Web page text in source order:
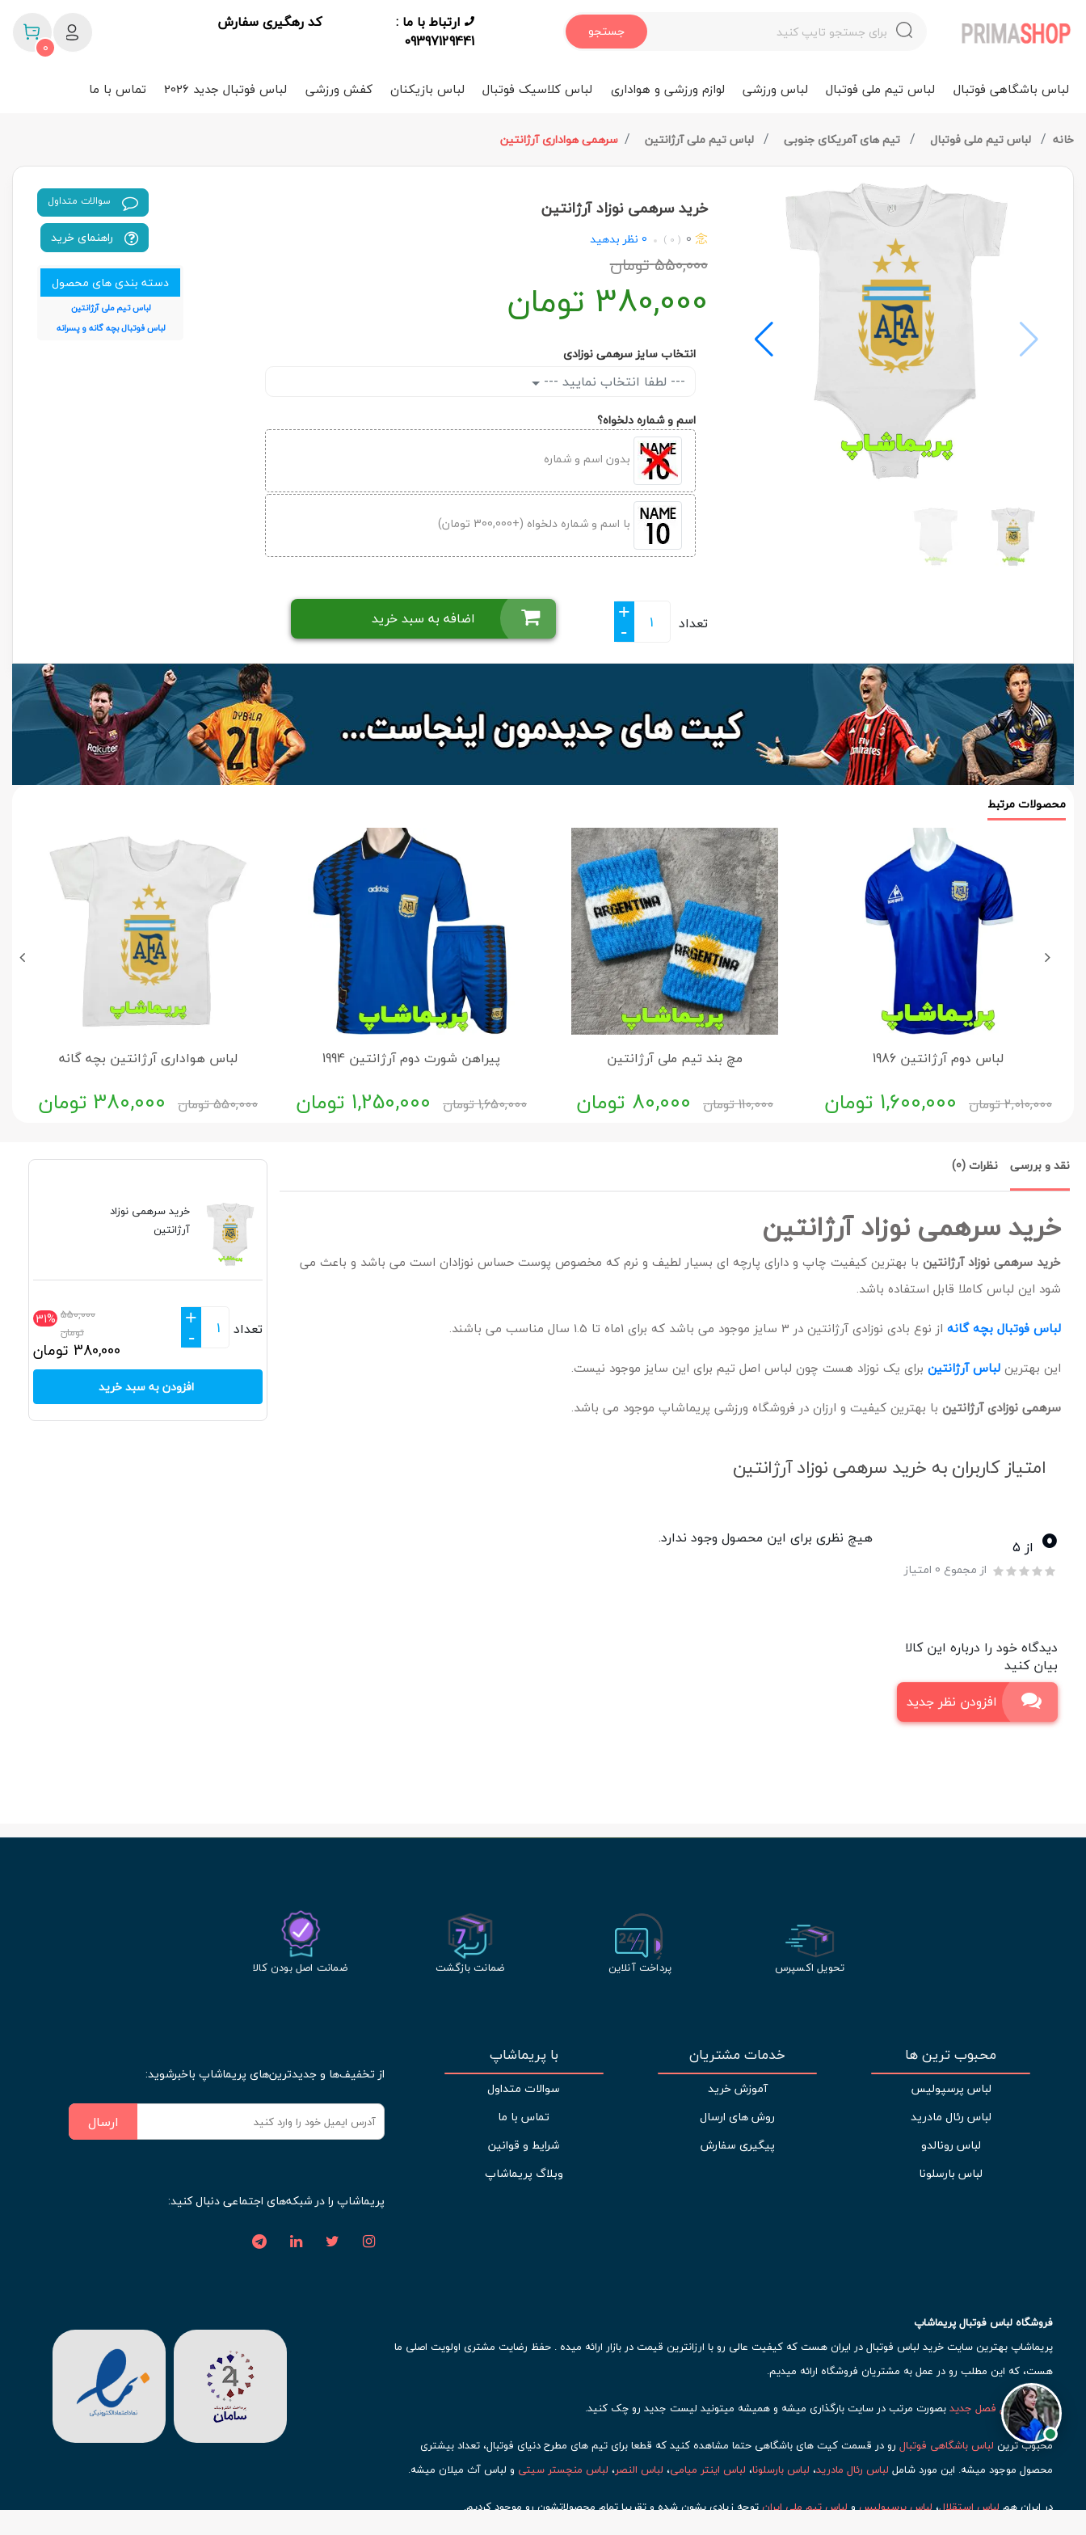
جستجو
ارتباط با ما :
09397129441
کد رهگیری سفارش
0
لباس باشگاهی فوتبال لباس تیم ملی فوتبال لباس ورزشی لوازم ورزشی و هواداری لباس کلاسیک فوتبال لباس بازیکنان کفش ورزشی لباس فوتبال جدید 2026 تماس با ما
خانه لباس تیم ملی فوتبال تیم های آمریکای جنوبی لباس تیم ملی آرژانتین سرهمی هواداری آرژانتین
خرید سرهمی نوزاد آرژانتین
0
( 0 )
0 نظر بدهید
550,000تومان
380,000 تومان
انتخاب سایز سرهمی نوزادی
--- لطفا انتخاب نمایید ---
اسم و شماره دلخواه؟
بدون اسم و شماره
با اسم و شماره دلخواه (+300,000 تومان)
تعداد
+
-
اضافه به سبد خرید
سوالات متداول
راهنمای خرید
دسته بندی های محصول
لباس تیم ملی آرژانتین
لباس فوتبال بچه گانه و پسرانه
محصولات مرتبط
لباس دوم آرژانتین 1986
2,010,000تومان 1,600,000 تومان
مچ بند تیم ملی آرژانتین
110,000تومان 80,000 تومان
پیراهن شورت دوم آرژانتین 1994
1,650,000تومان 1,250,000 تومان
لباس هواداری آرژانتین بچه گانه
550,000تومان 380,000 تومان
نقد و بررسی نظرات (0)
خرید سرهمی نوزاد آرژانتین
خرید سرهمی نوزاد آرژانتین با بهترین کیفیت چاپ و دارای پارچه ای بسیار لطیف و نرم که مخصوص پوست حساس نوزادان است می باشد و باعث می
شود این لباس کاملا قابل استفاده باشد.
لباس فوتبال بچه گانه از نوع بادی نوزادی آرژانتین در 3 سایز موجود می باشد که برای 1ماه تا 1.5 سال مناسب می باشند.
این بهترینلباس آرژانتین برای یک نوزاد هست چون لباس اصل تیم برای این سایز موجود نیست.
سرهمی نوزادی آرژانتین با بهترین کیفیت و ارزان در فروشگاه ورزشی پریماشاپ موجود می باشد.
امتیاز کاربران به خرید سرهمی نوزاد آرژانتین
0 از ۵
از مجموع 0 امتیاز
دیدگاه خود را درباره این کالا
بیان کنید
افزودن نظر جدید
هیچ نظری برای این محصول وجود ندارد.
خرید سرهمی نوزاد
آرژانتین
31% 550,000
تومان
380,000 تومان
تعداد
+
-
افزودن به سبد خرید
تحویل اکسپرس پرداخت آنلاین ضمانت بازگشت ضمانت اصل بودن کالا
محبوب ترین ها
لباس پرسپولیس
لباس رئال مادرید
لباس رونالدو
لباس بارسلونا
خدمات مشتریان
آموزش خرید
روش های ارسال
پیگیری سفارش
با پریماشاپ
سوالات متداول
تماس با ما
شرایط و قوانین
وبلاگ پریماشاپ
از تخفیف‌ها و جدیدترین‌های پریماشاپ باخبرشوید:
ارسال
پریماشاپ را در شبکه‌های اجتماعی دنبال کنید:
فروشگاه لباس فوتبال پریماشاپ
پریماشاپ بهترین سایت خرید لباس فوتبال در ایران هست که کیفیت عالی رو با ارزانترین قیمت در بازار ارائه میده . حفظ رضایت مشتری اولویت اصلی ما
هست، که این مطلب رو در عمل به مشتریان فروشگاه ارائه میدیم.
لباس فوتبال فصل جدیدبصورت مرتب در سایت بارگذاری میشه و همیشه میتونید لیست جدید رو چک کنید.
محبوب ترین لباس باشگاهی فوتبال رو در قسمت کیت های باشگاهی حتما مشاهده کنید که قطعا برای تیم های مطرح دنیای فوتبال، تعداد بیشتری
محصول موجود میشه. این مورد شامل لباس رئال مادرید، لباس بارسلونا، لباس اینتر میامی، لباس النصر، لباس منچستر سیتی و لباس آث میلان میشه.
در ایران هملباس استقلال،لباس پرسپولیسولباس تیم ملی ایرانتوجه زیادی بشون شده و تقریبا تمام محصولاتشون رو موجود کردیم.